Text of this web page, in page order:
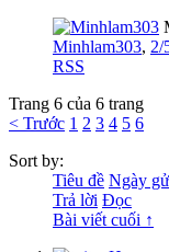
Minhlam303, 2/
RSS
Trang 6 của 6 trang
< Trước 1 2 3 4 5 6
Sort by:
Tiêu đề Ngày
Trả lời Đọc
Bài viết cuối ↑